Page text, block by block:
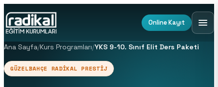
Online Kayıt
Ana Sayfa/Kurs Programları/YKS 9-10. Sınıf Elit Ders Paketi
GÜZELBAHÇE RADIKAL PRESTIJ